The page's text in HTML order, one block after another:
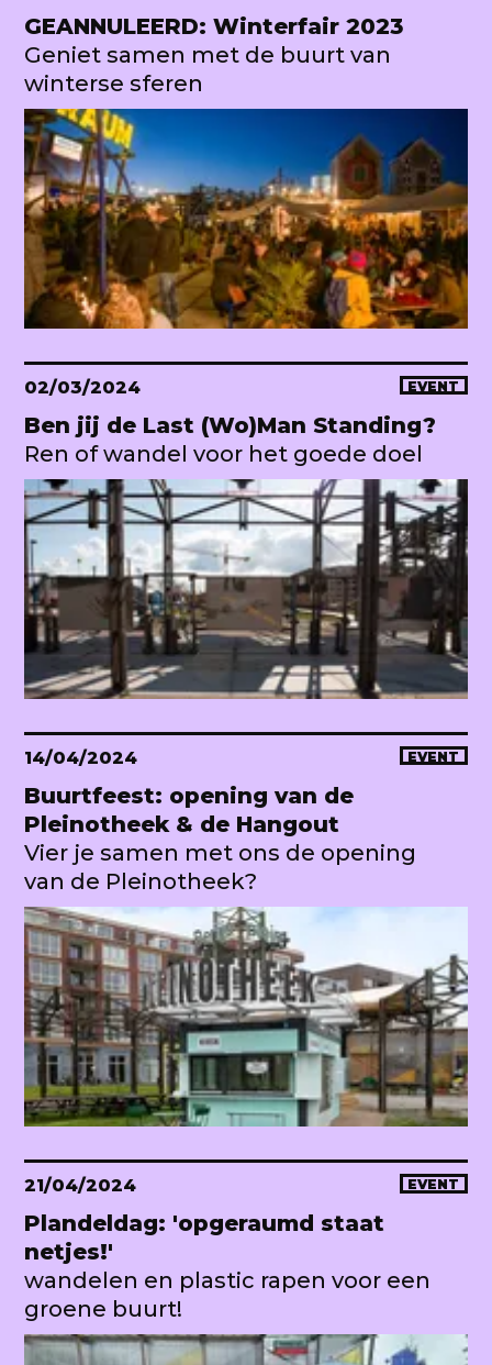
GEANNULEERD: Winterfair 2023
Geniet samen met de buurt van
winterse sferen
02/03/2024 EVENT
Ben jij de Last (Wo)Man Standing?
Ren of wandel voor het goede doel
14/04/2024 EVENT
Buurtfeest: opening van de
Pleinotheek & de Hangout
Vier je samen met ons de opening
van de Pleinotheek?
21/04/2024 EVENT
Plandeldag: 'opgeraumd staat
netjes!'
wandelen en plastic rapen voor een
groene buurt!